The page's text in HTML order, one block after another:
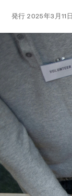
発行2025年3月11日